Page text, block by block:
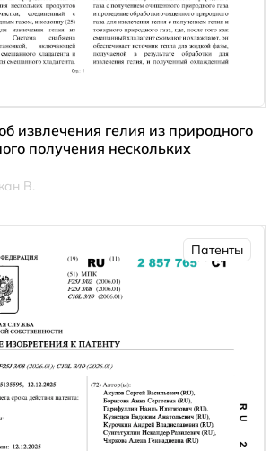
извлечения гелия из природного
получения нескольких
В.
Патенты